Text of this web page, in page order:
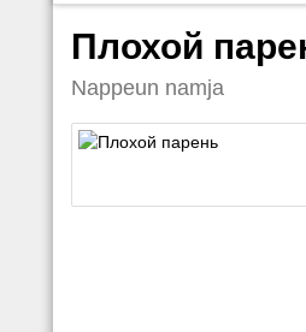
Плохой
Nappeun namja